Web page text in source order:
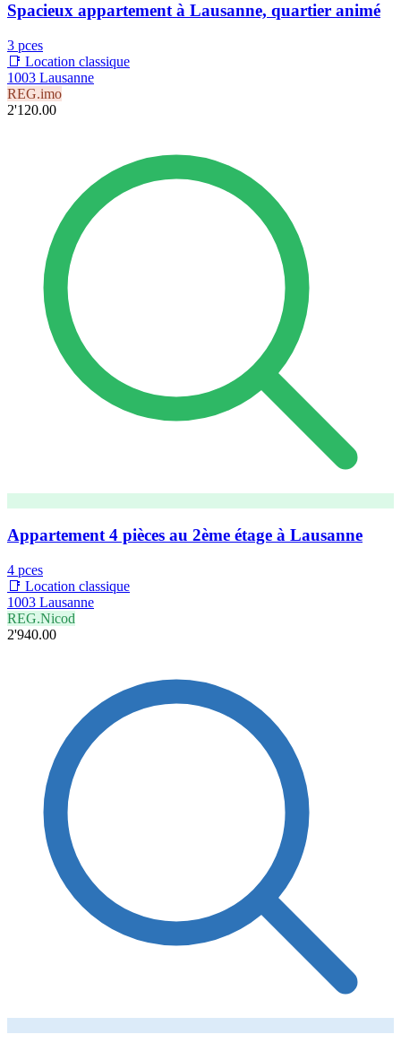
Spacieux appartement à Lausanne, quartier animé
3 pces
📑 Location classique
1003 Lausanne
REG.imo
2'120.00
Appartement 4 pièces au 2ème étage à Lausanne
4 pces
📑 Location classique
1003 Lausanne
REG.Nicod
2'940.00